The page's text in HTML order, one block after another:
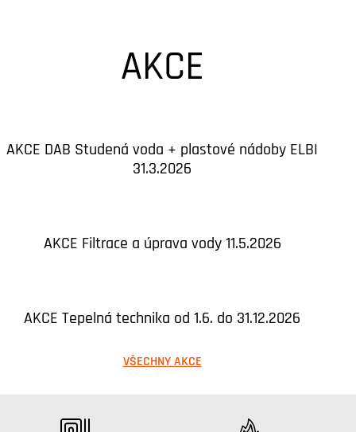
AKCE
AKCE DAB Studená voda + plastové nádoby ELBI
31.3.2026
AKCE Filtrace a úprava vody 11.5.2026
AKCE Tepelná technika od 1.6. do 31.12.2026
VŠECHNY AKCE